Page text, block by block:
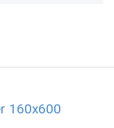
160x600